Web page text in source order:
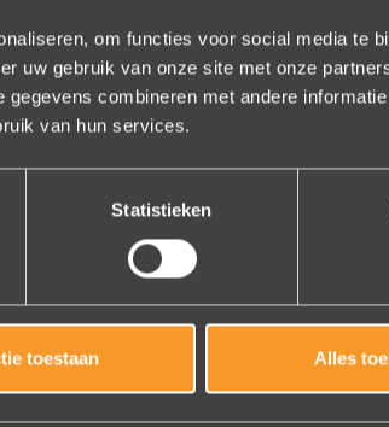
om functies voor social media te
uw gebruik van onze site met onze
combineren met andere
van hun services.
Statistieken
toestaan Alles
onze reviews